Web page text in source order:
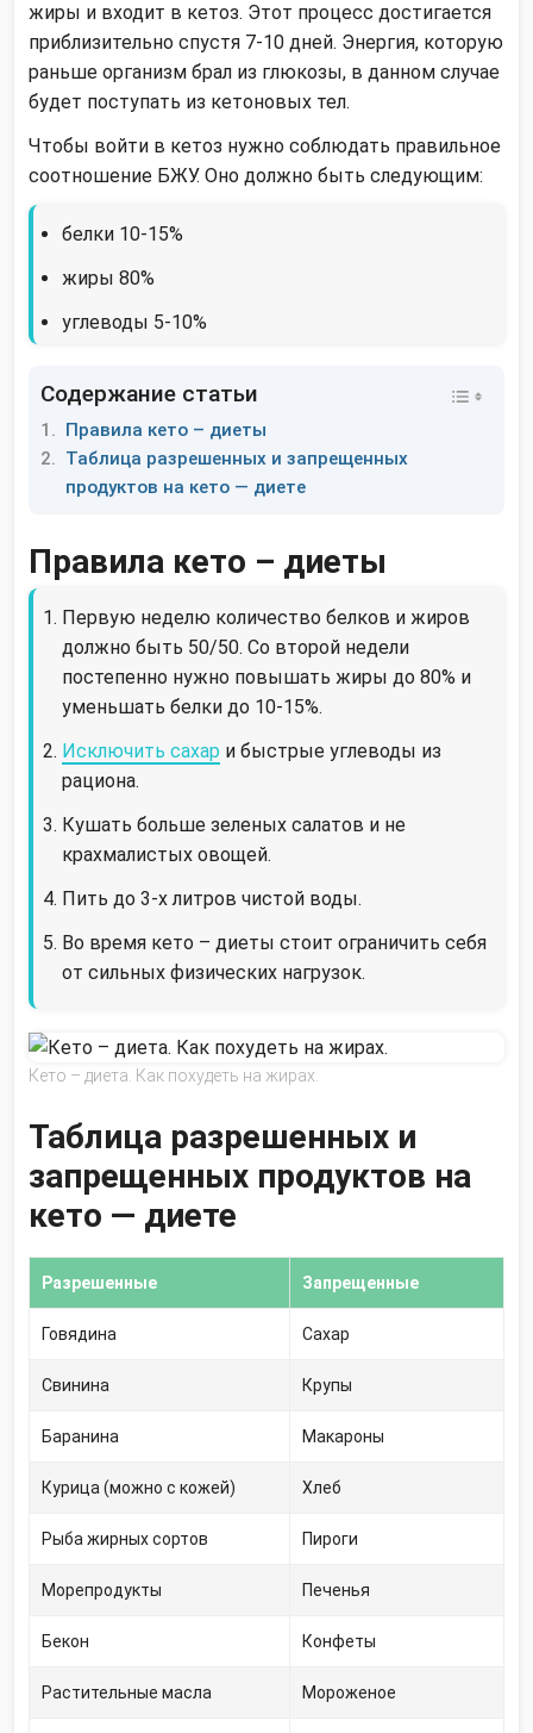
жиры и входит в кетоз. Этот процесс достигается
приблизительно спустя 7-10 дней. Энергия, которую
раньше организм брал из глюкозы, в данном случае
будет поступать из кетоновых тел.
Чтобы войти в кетоз нужно соблюдать правильное
соотношение БЖУ. Оно должно быть следующим:
белки 10-15%
жиры 80%
углеводы 5-10%
Содержание статьи
Правила кето – диеты
Таблица разрешенных и запрещенных
продуктов на кето — диете
Правила кето – диеты
Первую неделю количество белков и жиров
должно быть 50/50. Со второй недели
постепенно нужно повышать жиры до 80% и
уменьшать белки до 10-15%.
Исключить сахар и быстрые углеводы из
рациона.
Кушать больше зеленых салатов и не
крахмалистых овощей.
Пить до 3-х литров чистой воды.
Во время кето – диеты стоит ограничить себя
от сильных физических нагрузок.
Кето – диета. Как похудеть на жирах.
Таблица разрешенных и
запрещенных продуктов на
кето — диете
Разрешенные Запрещенные
Говядина Сахар
Свинина Крупы
Баранина Макароны
Курица (можно с кожей) Хлеб
Рыба жирных сортов Пироги
Морепродукты Печенья
Бекон Конфеты
Растительные масла Мороженое